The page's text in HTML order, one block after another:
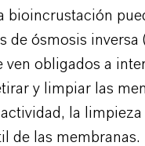
bioincrustación
de ósmosis
ven obligados a
y limpiar las
la
de las